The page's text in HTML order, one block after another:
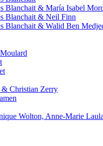
Blanchait & María Isabel
Blanchait & Neil Finn
Blanchait & Walid Ben
Christian Zerry
Wolton, Anne-Marie